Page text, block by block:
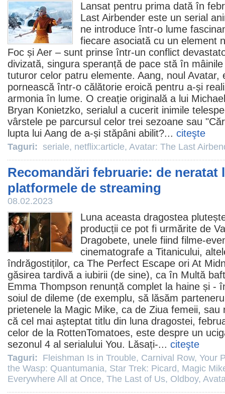
Lansat pentru prima dată în
Last Airbender este un serial
ne introduce într-o lume
fiecare asociată cu un element
Foc și Aer – sunt prinse într-un conflict
divizată, singura speranță de pace stă în
tuturor celor patru elemente. Aang, noul Avatar,
pornească într-o călătorie eroică pentru a-și
armonia în lume. O creație originală a lui
Bryan Konietzko, serialul a cucerit inimile
vârstele pe parcursul celor trei sezoane sau
lupta lui Aang de a-și stăpâni abilit?... citeşte
Taguri: seriale, netflix:article, Avatar: The Last
Recomandări februarie: de neratat
platformele de streaming
08.02.2023
Luna aceasta dragostea
producții ce pot fi urmărite de
Dragobete, unele fiind filme-
cinematografe a Titanicului,
îndrăgostiților, ca The Perfect Escape ori At
găsirea tardivă a iubirii (de sine), ca în Multă
Emma Thompson renunță complet la haine și -
soiul de dileme (de exemplu, să lăsăm
prietenele la Magic Mike, ca de Ziua femeii,
că cel mai așteptat titlu din luna dragostei,
celor de la RottenTomatoes, este despre un
sezonul 4 al serialului You. Lăsați-... citeşte
Taguri: Fleishman Is in Trouble, Carnival Row, Your
the Wasp: Quantumania, Star Trek: Picard, Magic
Everywhere All at Once, The Last of Us, Oldboy,